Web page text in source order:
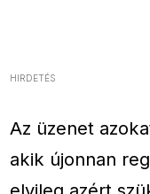
HIRDETÉS
Az üzenet
akik újonnan